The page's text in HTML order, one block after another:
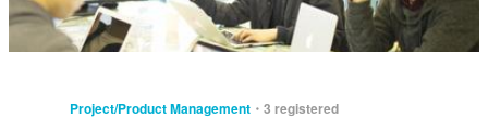
Project/Product Management 3 registered